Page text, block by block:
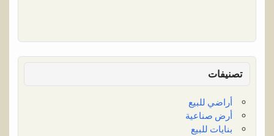
تصنيفات
أراضي للبيع
أرض صناعية
بنايات للبيع